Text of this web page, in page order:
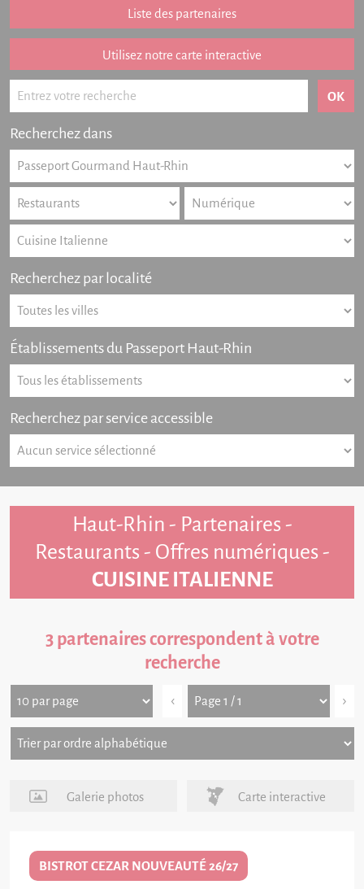
Addition remboursée
Points de vente
Listing des newsletters
Offres numériques
Partenariat
FAQ
Livre d'or
Contact
Liste des partenaires
Utilisez notre carte interactive
Recherchez dans
Recherchez par localité
Établissements du Passeport Haut-Rhin
Recherchez par service accessible
Haut-Rhin - Partenaires -
Restaurants - Offres numériques -
CUISINE ITALIENNE
3 partenaires correspondent à votre
recherche
‹ ›
Galerie photos Carte interactive
BISTROT CEZAR NOUVEAUTÉ 26/27